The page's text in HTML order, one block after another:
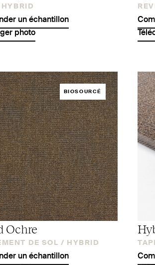
HYBRID
un échantillon
photo
BIOSOURCÉ
Ochre
DE SOL / HYBRID
un échantillon